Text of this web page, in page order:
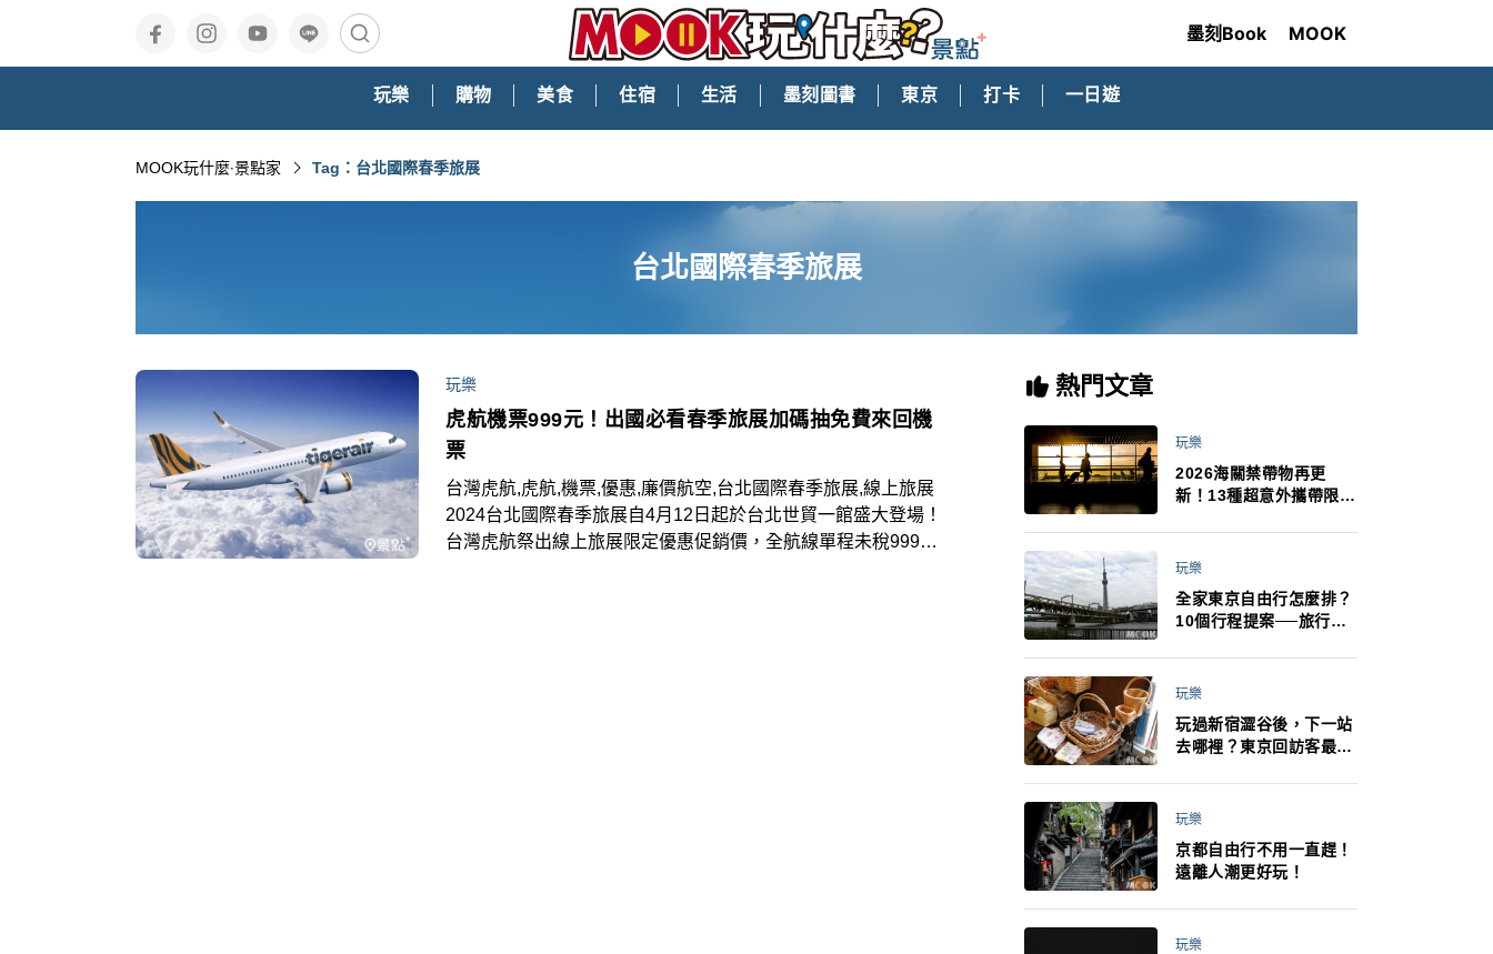
墨刻Book MOOK
玩樂 購物 美食 住宿 生活 墨刻圖書 東京 打卡 一日遊
MOOK玩什麼‧景點家 Tag：台北國際春季旅展
台北國際春季旅展
玩樂
虎航機票999元！出國必看春季旅展加碼抽免費來回機
票
台灣虎航,虎航,機票,優惠,廉價航空,台北國際春季旅展,線上旅展
2024台北國際春季旅展自4月12日起於台北世貿一館盛大登場！
台灣虎航祭出線上旅展限定優惠促銷價，全航線單程未稅999元
熱門文章
玩樂
2026海關禁帶物再更
新！13種超意外攜帶限
最高還罰百萬！注意事項
玩樂
全家東京自由行怎麼排？
10個行程提案──旅行不
法！
玩樂
玩過新宿澀谷後，下一站
去哪裡？東京回訪客最推
玩樂
京都自由行不用一直趕！
遠離人潮更好玩！
玩樂